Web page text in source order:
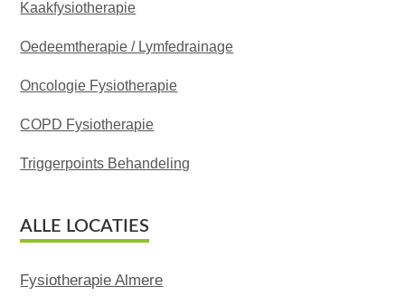
Kaakfysiotherapie
Oedeemtherapie / Lymfedrainage
Oncologie Fysiotherapie
COPD Fysiotherapie
Triggerpoints Behandeling
ALLE LOCATIES
Fysiotherapie Almere